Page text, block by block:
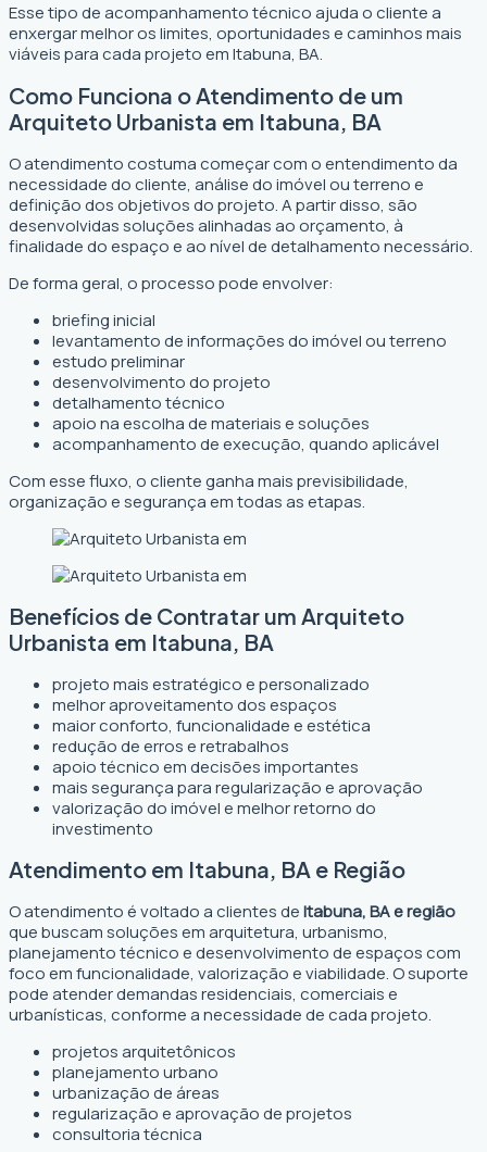
Esse tipo de acompanhamento técnico ajuda o cliente a
enxergar melhor os limites, oportunidades e caminhos mais
viáveis para cada projeto em Itabuna, BA.
Como Funciona o Atendimento de um
Arquiteto Urbanista em Itabuna, BA
O atendimento costuma começar com o entendimento da
necessidade do cliente, análise do imóvel ou terreno e
definição dos objetivos do projeto. A partir disso, são
desenvolvidas soluções alinhadas ao orçamento, à
finalidade do espaço e ao nível de detalhamento necessário.
De forma geral, o processo pode envolver:
briefing inicial
levantamento de informações do imóvel ou terreno
estudo preliminar
desenvolvimento do projeto
detalhamento técnico
apoio na escolha de materiais e soluções
acompanhamento de execução, quando aplicável
Com esse fluxo, o cliente ganha mais previsibilidade,
organização e segurança em todas as etapas.
Benefícios de Contratar um Arquiteto
Urbanista em Itabuna, BA
projeto mais estratégico e personalizado
melhor aproveitamento dos espaços
maior conforto, funcionalidade e estética
redução de erros e retrabalhos
apoio técnico em decisões importantes
mais segurança para regularização e aprovação
valorização do imóvel e melhor retorno do
investimento
Atendimento em Itabuna, BA e Região
O atendimento é voltado a clientes deItabuna, BA e região
que buscam soluções em arquitetura, urbanismo,
planejamento técnico e desenvolvimento de espaços com
foco em funcionalidade, valorização e viabilidade. O suporte
pode atender demandas residenciais, comerciais e
urbanísticas, conforme a necessidade de cada projeto.
projetos arquitetônicos
planejamento urbano
urbanização de áreas
regularização e aprovação de projetos
consultoria técnica